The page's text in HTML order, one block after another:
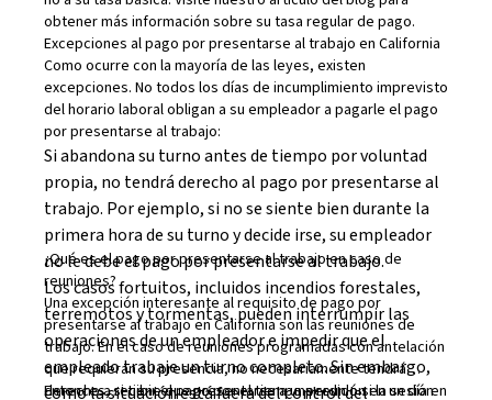
obtener más información sobre su tasa regular de pago.
Excepciones al pago por presentarse al trabajo en California
Como ocurre con la mayoría de las leyes, existen
excepciones. No todos los días de incumplimiento imprevisto
del horario laboral obligan a su empleador a pagarle el pago
por presentarse al trabajo:
Siabandona su turno antes de tiempo por voluntad
propia, no tendrá derecho al pago por presentarse al
trabajo. Por ejemplo, si no se siente bien durante la
primera hora de su turno y decide irse, su empleador
no le debe el pago por presentarse al trabajo.
Loscasos fortuitos, incluidos incendios forestales,
terremotos y tormentas, pueden interrumpir las
operaciones de un empleador e impedir que el
empleado trabaje un turno completo. Sin embargo,
como la situación está fuera del control del
¿Qué es el pago por presentarse al trabajo en caso de
reuniones?
Una excepción interesante al requisito de pago por
presentarse al trabajo en California son las reuniones de
trabajo. En el caso de reuniones programadas con antelación
que requieran su presencia, no necesariamente tendrá
derecho a recibir el pago por el tiempo perdido si la sesión
Entonces, si tiene que presentarse a una reunión en un día en